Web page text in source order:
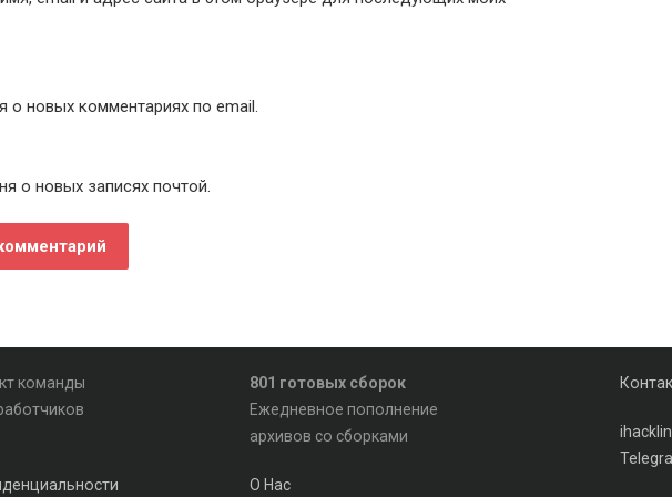
о новых комментариях по email.
о новых записях почтой.
команды
801 готовых сборок
Ежедневное пополнение
архивов со сборками
О Нас